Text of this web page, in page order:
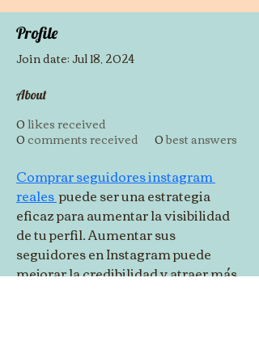
Profile
Join date: Jul 18, 2024
About
0likes received
0comments received 0best answers
Comprar seguidores instagram
reales puede ser una estrategia
eficaz para aumentar la visibilidad
de tu perfil. Aumentar sus
seguidores en Instagram puede
mejorar la credibilidad y atraer más